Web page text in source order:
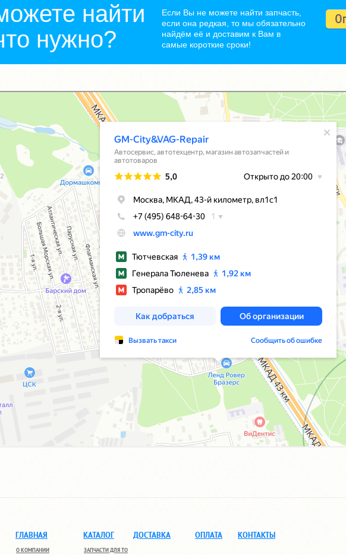
найти
нужно?
Если Вы не можете найти запчасть,
если она редкая, то мы обязательно
найдём её и доставим к Вам в
самые короткие сроки!
ГЛАВНАЯ
О КОМПАНИИ
КАТАЛОГ
ЗАПЧАСТИ ДЛЯ ТО
ДОСТАВКА ОПЛАТА КОНТАКТЫ